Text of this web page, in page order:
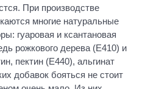
При производстве
многие натуральные
гуаровая и ксантановая
рожкового дерева (Е410) и
пектин (Е440), альгинат
добавок бояться не стоит